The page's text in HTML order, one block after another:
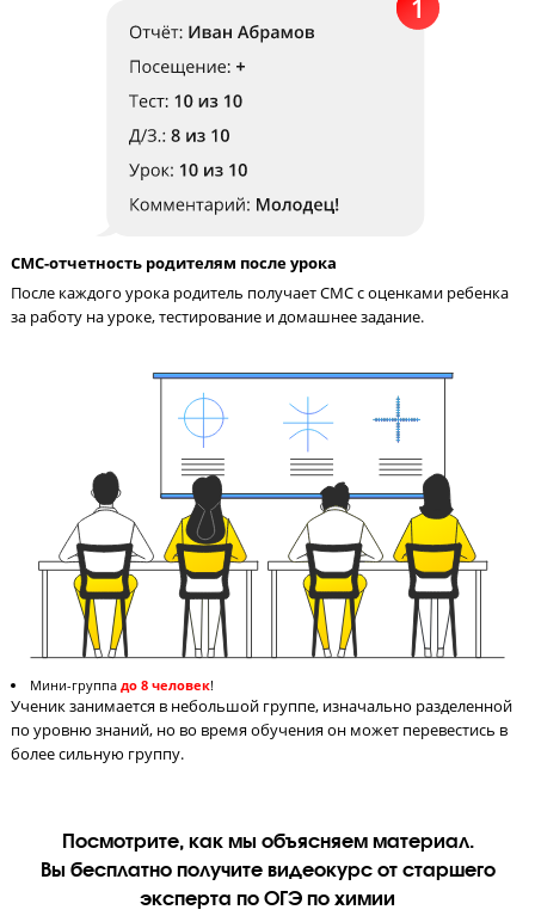
Педагог на связи с учениками 24/7
Педагог в чате в соцсети всегда поможет ученику
материале и ответит на вопросы по домашнему заданию.
СМС-отчетность родителям после урока
После каждого урока родитель получает СМС с оценками